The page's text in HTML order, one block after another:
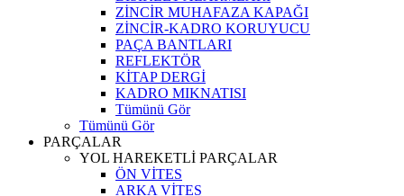
ZİNCİR MUHAFAZA KAPAĞI
ZİNCİR-KADRO KORUYUCU
PAÇA BANTLARI
REFLEKTÖR
KİTAP DERGİ
KADRO MIKNATISI
Tümünü Gör
Tümünü Gör
PARÇALAR
YOL HAREKETLİ PARÇALAR
ÖN VİTES
ARKA VİTES